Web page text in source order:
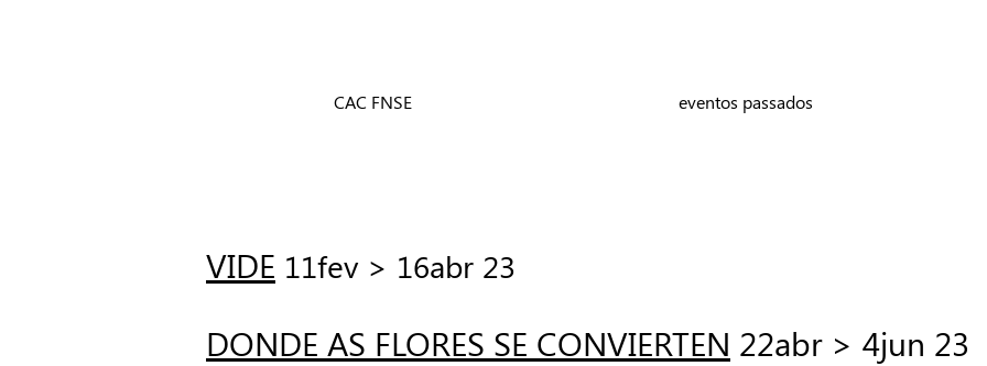
CAC FNSE eventos passados
VIDE 11fev > 16abr 23
DONDE AS FLORES SE CONVIERTEN 22abr > 4jun 23